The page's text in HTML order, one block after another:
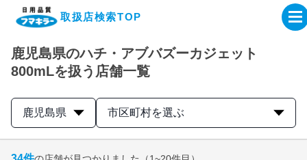
取扱店検索TOP
企業・IR情報サイト
製品情報サイト
鹿児島県のハチ・アブバズーカジェット
800mLを扱う店舗一覧
鹿児島県 市区町村を選ぶ